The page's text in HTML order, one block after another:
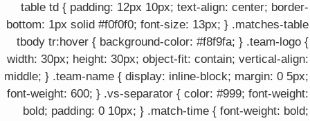
table td { padding: 12px 10px; text-align: center; border-
bottom: 1px solid #f0f0f0; font-size: 13px; } .matches-table
tbody tr:hover { background-color: #f8f9fa; } .team-logo {
width: 30px; height: 30px; object-fit: contain; vertical-align:
middle; } .team-name { display: inline-block; margin: 0 5px;
font-weight: 600; } .vs-separator { color: #999; font-weight:
bold; padding: 0 10px; } .match-time { font-weight: bold;